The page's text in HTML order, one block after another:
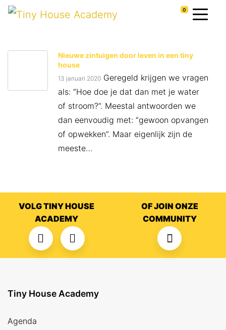
0
Nieuwe zintuigen door leven in een tiny
house
13 januari 2020 Geregeld krijgen we vragen
als: “Hoe doe je dat dan met je water
of stroom?”. Meestal antwoorden we
dan eenvoudig met: “gewoon opvangen
of opwekken”. Maar eigenlijk zijn de
meeste…
VOLG TINY HOUSE
ACADEMY
OF JOIN ONZE
COMMUNITY
Tiny House Academy
Agenda